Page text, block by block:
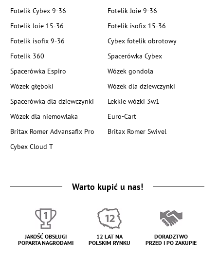
Fotelik Cybex 9-36
Fotelik Joie 9-36
Fotelik Joie 15-36
Fotelik isofix 15-36
Fotelik isofix 9-36
Cybex fotelik obrotowy
Fotelik 360
Spacerówka Cybex
Spacerówka Espiro
Wózek gondola
Wózek głęboki
Wózek dla dziewczynki
Spacerówka dla dziewczynki
Lekkie wózki 3w1
Wózek dla niemowlaka
Euro-Cart
Britax Romer Advansafix Pro
Britax Romer Swivel
Cybex Cloud T
Warto kupić u nas!
JAKOŚĆ OBSŁUGI
POPARTA NAGRODAMI
12 LAT NA
POLSKIM RYNKU
DORADZTWO
PRZED I PO ZAKUPIE